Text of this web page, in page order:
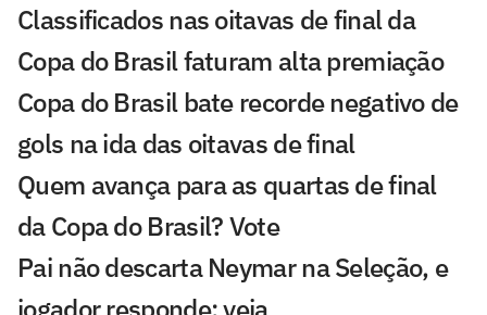
Classificados nas oitavas de final da
Copa do Brasil faturam alta premiação
Copa do Brasil bate recorde negativo de
gols na ida das oitavas de final
Quem avança para as quartas de final
da Copa do Brasil? Vote
Pai não descarta Neymar na Seleção, e